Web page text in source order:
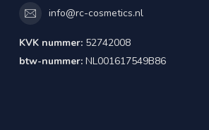
info@rc-cosmetics.nl
KVK nummer: 52742008
btw-nummer: NL001617549B86